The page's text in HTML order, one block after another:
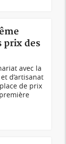
prix des
avec la
d’artisanat
de prix